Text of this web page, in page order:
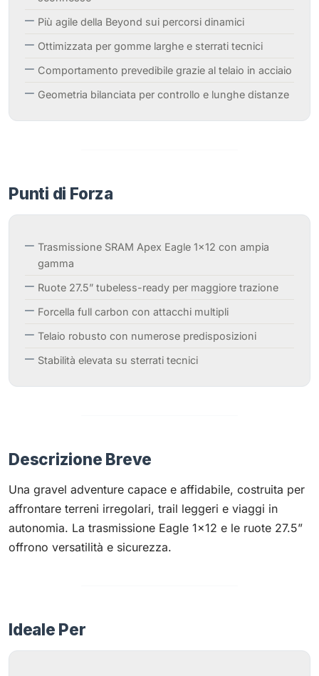
Più agile della Beyond sui percorsi dinamici
Ottimizzata per gomme larghe e sterrati tecnici
Comportamento prevedibile grazie al telaio in acciaio
Geometria bilanciata per controllo e lunghe distanze
Punti di Forza
Trasmissione SRAM Apex Eagle 1×12 con ampia
gamma
Ruote 27.5” tubeless-ready per maggiore trazione
Forcella full carbon con attacchi multipli
Telaio robusto con numerose predisposizioni
Stabilità elevata su sterrati tecnici
Descrizione Breve
Una gravel adventure capace e affidabile, costruita per
affrontare terreni irregolari, trail leggeri e viaggi in
autonomia. La trasmissione Eagle 1×12 e le ruote 27.5”
offrono versatilità e sicurezza.
Ideale Per